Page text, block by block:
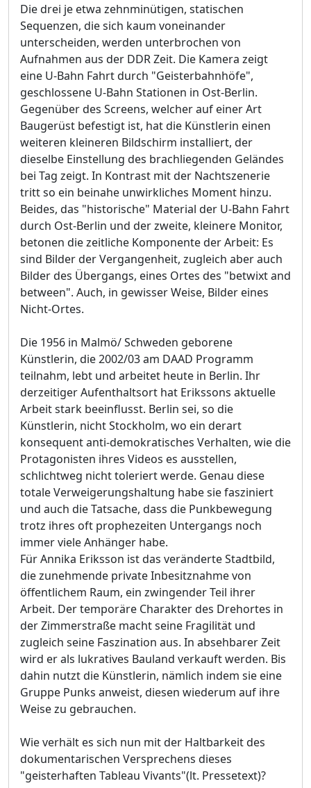
Die drei je etwa zehnminütigen, statischen
Sequenzen, die sich kaum voneinander
unterscheiden, werden unterbrochen von
Aufnahmen aus der DDR Zeit. Die Kamera zeigt
eine U-Bahn Fahrt durch "Geisterbahnhöfe",
geschlossene U-Bahn Stationen in Ost-Berlin.
Gegenüber des Screens, welcher auf einer Art
Baugerüst befestigt ist, hat die Künstlerin einen
weiteren kleineren Bildschirm installiert, der
dieselbe Einstellung des brachliegenden Geländes
bei Tag zeigt. In Kontrast mit der Nachtszenerie
tritt so ein beinahe unwirkliches Moment hinzu.
Beides, das "historische" Material der U-Bahn Fahrt
durch Ost-Berlin und der zweite, kleinere Monitor,
betonen die zeitliche Komponente der Arbeit: Es
sind Bilder der Vergangenheit, zugleich aber auch
Bilder des Übergangs, eines Ortes des "betwixt and
between". Auch, in gewisser Weise, Bilder eines
Nicht-Ortes.
Die 1956 in Malmö/ Schweden geborene
Künstlerin, die 2002/03 am DAAD Programm
teilnahm, lebt und arbeitet heute in Berlin. Ihr
derzeitiger Aufenthaltsort hat Erikssons aktuelle
Arbeit stark beeinflusst. Berlin sei, so die
Künstlerin, nicht Stockholm, wo ein derart
konsequent anti-demokratisches Verhalten, wie die
Protagonisten ihres Videos es ausstellen,
schlichtweg nicht toleriert werde. Genau diese
totale Verweigerungshaltung habe sie fasziniert
und auch die Tatsache, dass die Punkbewegung
trotz ihres oft prophezeiten Untergangs noch
immer viele Anhänger habe.
Für Annika Eriksson ist das veränderte Stadtbild,
die zunehmende private Inbesitznahme von
öffentlichem Raum, ein zwingender Teil ihrer
Arbeit. Der temporäre Charakter des Drehortes in
der Zimmerstraße macht seine Fragilität und
zugleich seine Faszination aus. In absehbarer Zeit
wird er als lukratives Bauland verkauft werden. Bis
dahin nutzt die Künstlerin, nämlich indem sie eine
Gruppe Punks anweist, diesen wiederum auf ihre
Weise zu gebrauchen.
Wie verhält es sich nun mit der Haltbarkeit des
dokumentarischen Versprechens dieses
"geisterhaften Tableau Vivants"(lt. Pressetext)?